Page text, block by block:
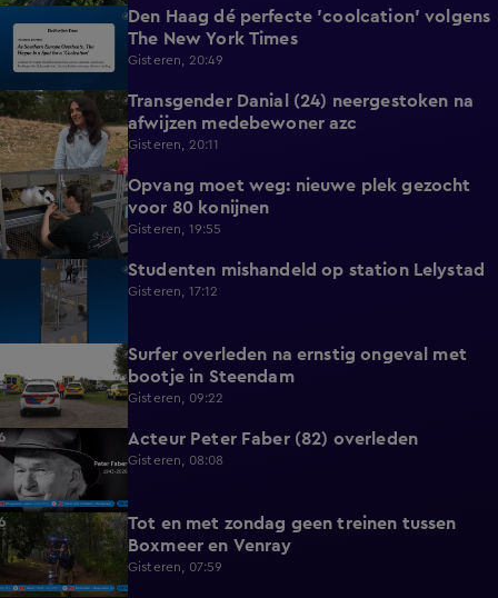
Den Haag dé perfecte 'coolcation' volgens
The New York Times
Gisteren, 20:49
2:04
Transgender Danial (24) neergestoken na
afwijzen medebewoner azc
Gisteren, 20:11
1:56
Opvang moet weg: nieuwe plek gezocht
voor 80 konijnen
Gisteren, 19:55
Studenten mishandeld op station Lelystad
Gisteren, 17:12
Surfer overleden na ernstig ongeval met
bootje in Steendam
Gisteren, 09:22
0:59 Acteur Peter Faber (82) overleden
Gisteren, 08:08
0:36
Tot en met zondag geen treinen tussen
Boxmeer en Venray
Gisteren, 07:59